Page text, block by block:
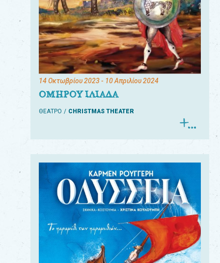
14 Οκτωβρίου 2023- 10 Απριλίου 2024
ΟΜΗΡΟΥ ΙΛΙΑΔΑ
ΘΕΑΤΡΟ CHRISTMAS THEATER